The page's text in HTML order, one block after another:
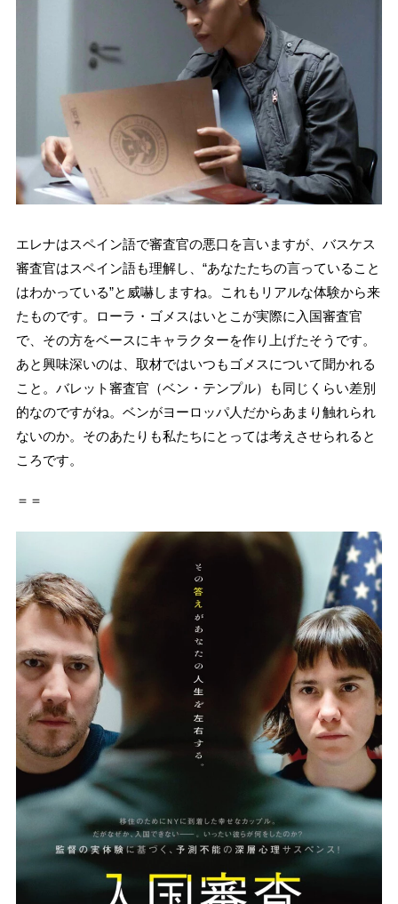
エレナはスペイン語で審査官の悪口を言いますが、バスケス
審査官はスペイン語も理解し、“あなたたちの言っていること
はわかっている”と威嚇しますね。これもリアルな体験から来
たものです。ローラ・ゴメスはいとこが実際に入国審査官
で、その方をベースにキャラクターを作り上げたそうです。
あと興味深いのは、取材ではいつもゴメスについて聞かれる
こと。バレット審査官（ベン・テンプル）も同じくらい差別
的なのですがね。ベンがヨーロッパ人だからあまり触れられ
ないのか。そのあたりも私たちにとっては考えさせられると
ころです。
＝＝